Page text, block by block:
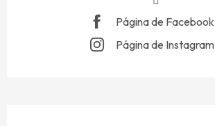
Página de Facebook
Página de Instagram